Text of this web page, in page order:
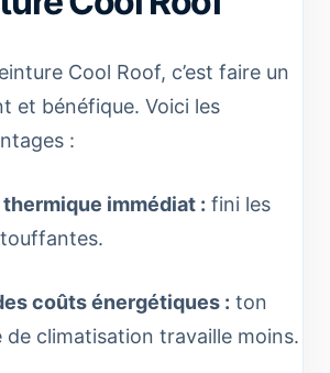
Cool Roof, c’est faire un
et bénéfique. Voici les
:
immédiat : fini les
coûts énergétiques : ton
de climatisation travaille moins.